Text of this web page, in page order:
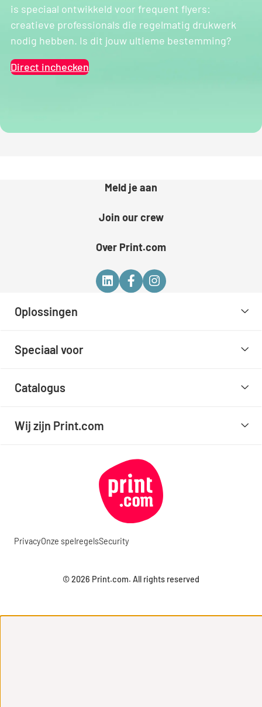
is speciaal ontwikkeld voor frequent flyers:
creatieve professionals die regelmatig drukwerk
nodig hebben. Is dit jouw ultieme bestemming?
Direct inchecken
Meld je aan
Join our crew
Over Print.com
Oplossingen
Speciaal voor
Catalogus
Wij zijn Print.com
© 2026 Print.com. All rights reserved
PrivacyOnze spelregelsSecurity